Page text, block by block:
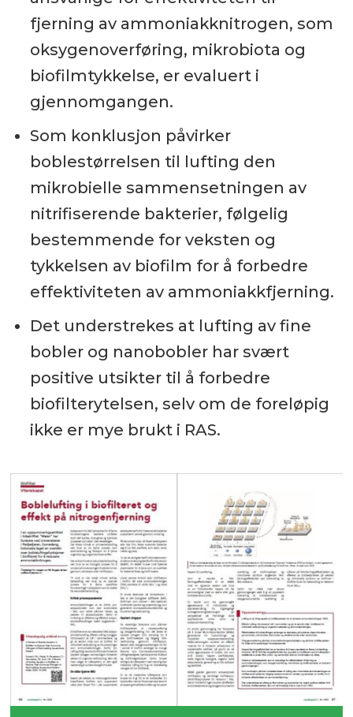
fjerning av ammoniakknitrogen, som
oksygenoverføring, mikrobiota og
biofilmtykkelse, er evaluert i
gjennomgangen.
Som konklusjon påvirker
boblestørrelsen til lufting den
mikrobielle sammensetningen av
nitrifiserende bakterier, følgelig
bestemmende for veksten og
tykkelsen av biofilm for å forbedre
effektiviteten av ammoniakkfjerning.
Det understrekes at lufting av fine
bobler og nanobobler har svært
positive utsikter til å forbedre
biofilterytelsen, selv om de foreløpig
ikke er mye brukt i RAS.